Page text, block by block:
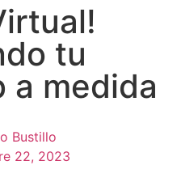
tu
a medida
Bustillo
22, 2023